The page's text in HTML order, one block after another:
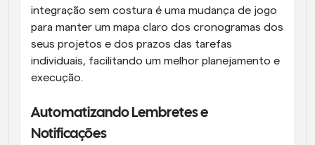
integração sem costura é uma mudança de jogo
para manter um mapa claro dos cronogramas dos
seus projetos e dos prazos das tarefas
individuais, facilitando um melhor planejamento e
execução.
Automatizando Lembretes e
Notificações